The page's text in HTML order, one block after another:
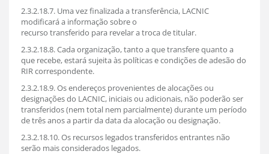
2.3.2.18.7. Uma vez finalizada a transferência, LACNIC
modificará a informação sobre o
recurso transferido para revelar a troca de titular.
2.3.2.18.8. Cada organização, tanto a que transfere quanto a
que recebe, estará sujeita às políticas e condições de adesão do
RIR correspondente.
2.3.2.18.9. Os endereços provenientes de alocações ou
designações do LACNIC, iniciais ou adicionais, não poderão ser
transferidos (nem total nem parcialmente) durante um período
de três anos a partir da data da alocação ou designação.
2.3.2.18.10. Os recursos legados transferidos entrantes não
serão mais considerados legados.